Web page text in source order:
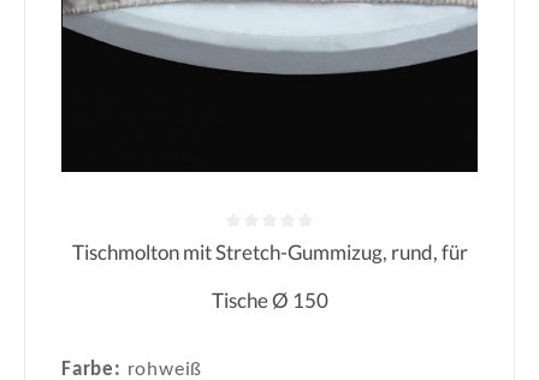
Durchschnittliche Bewertung von 0
Tischmolton mit Stretch-Gummizug, rund, für
Tische Ø 150
Farbe: rohweiß